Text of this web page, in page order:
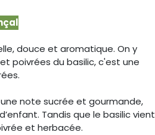
douce et aromatique. On y
poivrées du basilic, c'est une
note sucrée et gourmande,
Tandis que le basilic vient
et herbacée.